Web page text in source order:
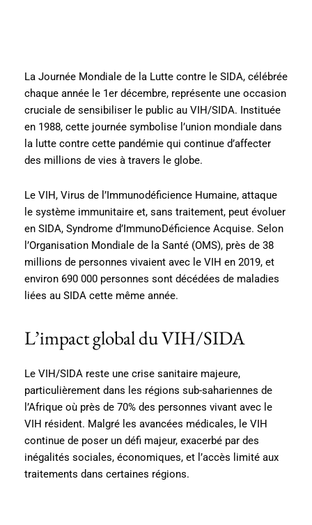
La Journée Mondiale de la Lutte contre le SIDA, célébrée
chaque année le 1er décembre, représente une occasion
cruciale de sensibiliser le public au VIH/SIDA. Instituée
en 1988, cette journée symbolise l’union mondiale dans
la lutte contre cette pandémie qui continue d’affecter
des millions de vies à travers le globe.
Le VIH, Virus de l’Immunodéficience Humaine, attaque
le système immunitaire et, sans traitement, peut évoluer
en SIDA, Syndrome d’ImmunoDéficience Acquise. Selon
l’Organisation Mondiale de la Santé (OMS), près de 38
millions de personnes vivaient avec le VIH en 2019, et
environ 690 000 personnes sont décédées de maladies
liées au SIDA cette même année.
L’impact global du VIH/SIDA
Le VIH/SIDA reste une crise sanitaire majeure,
particulièrement dans les régions sub-sahariennes de
l’Afrique où près de 70% des personnes vivant avec le
VIH résident. Malgré les avancées médicales, le VIH
continue de poser un défi majeur, exacerbé par des
inégalités sociales, économiques, et l’accès limité aux
traitements dans certaines régions.